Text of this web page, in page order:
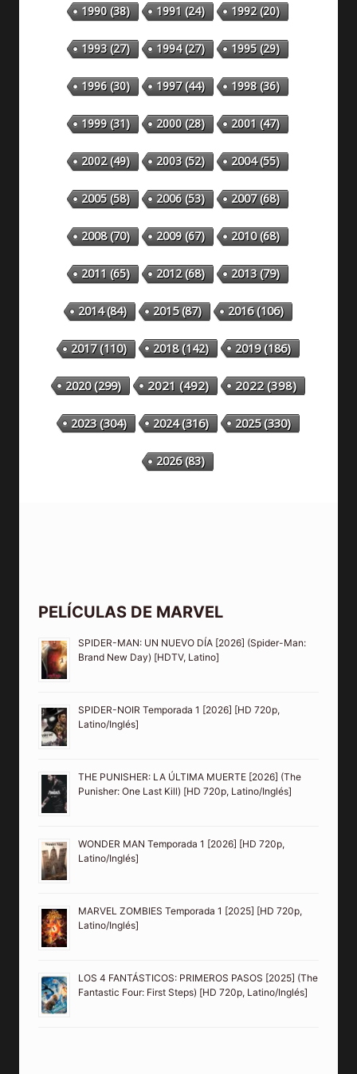
1990(38) 1991 (24) 1992(20)
1993(27) 1994(27) 1995(29)
1996(30) 1997(44) 1998(36)
1999(31) 2000(28) 2001 (47)
2002(49) 2003(52) 2004(55)
2005(58) 2006(53) 2007(68)
2008(70) 2009(67) 2010(68)
2011 (65) 2012(68) 2013(79)
2014(84) 2015(87) 2016(106)
2017(110) 2018(142) 2019(186)
2020(299) 2021(492) 2022(398)
2023(304) 2024(316) 2025(330)
2026(83)
PELÍCULAS DE MARVEL
SPIDER-MAN: UN NUEVO DÍA [2026] (Spider-Man:
Brand New Day) [HDTV, Latino]
SPIDER-NOIR Temporada 1 [2026] [HD 720p,
Latino/Inglés]
THE PUNISHER: LA ÚLTIMA MUERTE [2026] (The
Punisher: One Last Kill) [HD 720p, Latino/Inglés]
WONDER MAN Temporada 1 [2026] [HD 720p,
Latino/Inglés]
MARVEL ZOMBIES Temporada 1 [2025] [HD 720p,
Latino/Inglés]
LOS 4 FANTÁSTICOS: PRIMEROS PASOS [2025] (The
Fantastic Four: First Steps) [HD 720p, Latino/Inglés]